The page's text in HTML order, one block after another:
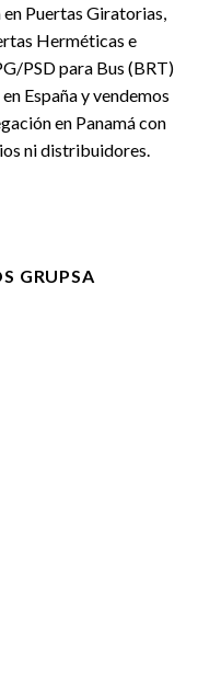
en Puertas Giratorias,
Herméticas e
PSD para Bus (BRT)
España y vendemos
en Panamá con
ni distribuidores.
GRUPSA